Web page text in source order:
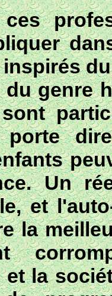
genre
Un
et
la
la